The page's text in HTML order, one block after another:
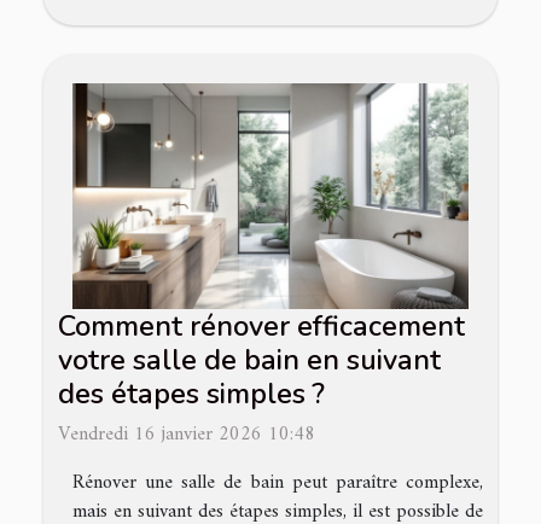
Comment rénover efficacement
votre salle de bain en suivant
des étapes simples ?
Vendredi 16 janvier 2026 10:48
Rénover une salle de bain peut paraître complexe,
mais en suivant des étapes simples, il est possible de